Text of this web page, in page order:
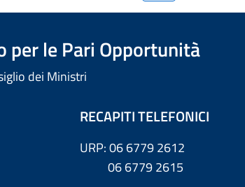
per le Pari Opportunità
dei Ministri
RECAPITI TELEFONICI
URP: 06 6779 2612
06 6779 2615